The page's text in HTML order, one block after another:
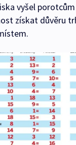
vyšel
získat důvěru